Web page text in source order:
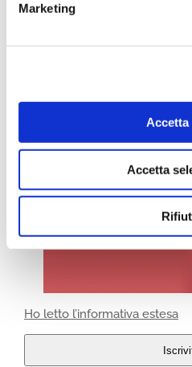
Marketing
Accetta
Accetta
Ho letto l’informativa estesa